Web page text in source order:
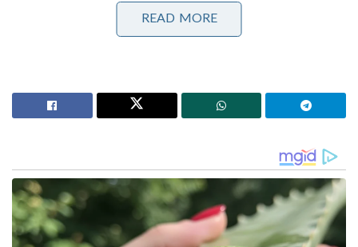
സംസ്കരിക്കണമെന്നാണ് എങ്കിലും പശ്ചിമേഷ്യൻ
യുദ്ധസാഹചര്യം കണക്കിലെടുത്ത് ഇതിൽ മാറ്റം
ഔദ്യോഗിക സംസ്കാര ചടങ്ങുകൾക്ക് തുടക്കമിട്ടത്.
വിലാപയാത്രയിൽ ഇറാനിയൻ പാർലമെന്റ് സ്പീക്കർ
അബ്ബാസ് അരാഗ്ചിയും പൊട്ടിക്കരയുന്ന ദൃശ്യങ്ങൾ
പുറത്തുവന്നതിനെ പരിഹസിച്ച ട്രംപ്, ജനങ്ങൾ
ഖമേനിയെ വെറുക്കുന്നുവെന്നാണ് താൻ
കരുതിയതെന്നും ഇത് ഒരുപക്ഷേ വ്യാജക്കണ്ണീർ
ആയിരിക്കാമെന്നും പ്രതികരിച്ചു.
READ MORE